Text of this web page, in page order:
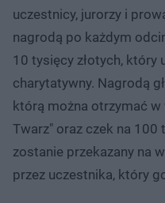
uczestnicy, jurorzy i
nagrodą po każdym
10 tysięcy złotych, który
charytatywny. Nagrodą
którą można otrzymać w
Twarz" oraz czek na 100
zostanie przekazany na
przez uczestnika, który